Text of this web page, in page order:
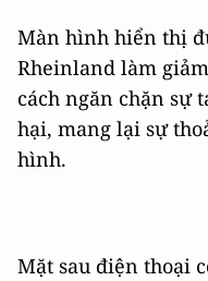
Màn hình hiển thị
Rheinland làm
cách ngăn chặn sự
hại, mang lại sự
hình.
Mặt sau điện thoại